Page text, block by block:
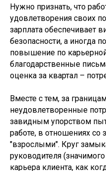
Нужно признать, что
удовлетворения своих
зарплата обеспечивает
безопасности, а иногда
повышение по
благодарственные
оценка за квартал –
Вместе с тем, за
неудовлетворенные
завидным упорством
работе, в отношениях
"взрослыми". Круг
руководителя
карьера клиента, как